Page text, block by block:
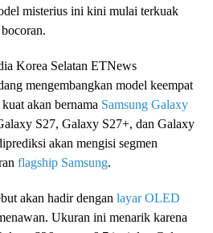
misterius ini kini mulai terkuak
Korea Selatan ETNews
mengembangkan model keempat
akan bernama Samsung Galaxy
S27, Galaxy S27+, dan Galaxy
akan mengisi segmen
flagship Samsung.
akan hadir dengan layar OLED
Ukuran ini menarik karena